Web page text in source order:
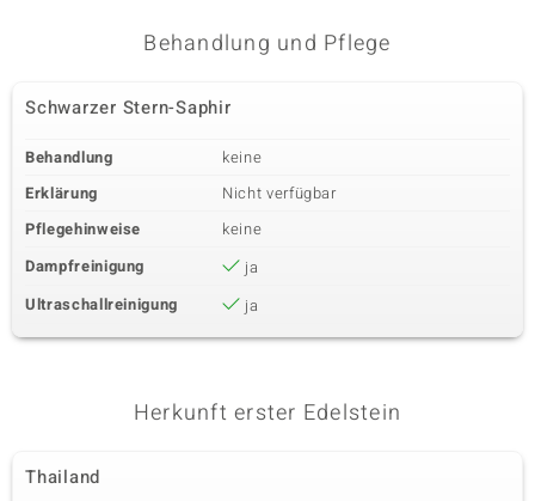
Behandlung und Pflege
Schwarzer Stern-Saphir
Behandlung
keine
Erklärung
Nicht verfügbar
Pflegehinweise
keine
Dampfreinigung
ja
Ultraschallreinigung
ja
Herkunft erster Edelstein
Thailand